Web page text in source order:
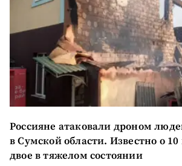
ПОДДЕРЖАТЬ
Россияне атаковали дроном
в Сумской области. Известно о
двое в тяжелом состоянии